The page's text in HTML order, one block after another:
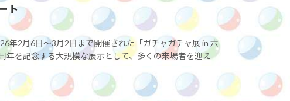
ト
年2月6日〜3月2日まで開催された「ガチャガチャ展 in 六
年を記念する大規模な展示として、多くの来場者を迎え